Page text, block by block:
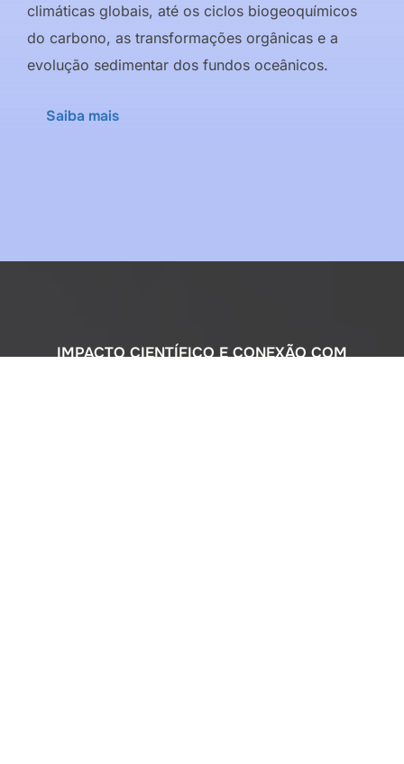
climáticas globais, até os ciclos biogeoquímicos
do carbono, as transformações orgânicas e a
evolução sedimentar dos fundos oceânicos.
Saiba mais
IMPACTO CIENTÍFICO E CONEXÃO COM